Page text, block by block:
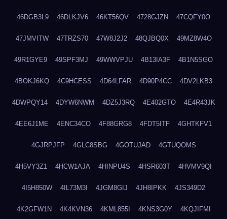
46DGB3L9 46DLKJV6 46KT56QV 4728GJZN 47CQFY0O
47JMVITW 47TRZS70 47W8J2J2 48QJBQ0X 49MZ8W4O
49R1GYE9 49SPF3MJ 49WWVPJU 4B13IA3F 4B1N5SGO
4BOKJ6KQ 4C9HCESS 4D64LFAR 4D90P4CC 4DV2LKB3
4DWPQY14 4DYW6NWM 4DZ5J3RQ 4E402GTO 4E4R43JK
4EE6J1ME 4ENC34CO 4F88GRG8 4FDT5ITF 4GHTKFV1
4GJRPJFP 4GLC8SBG 4GOTUJAD 4GTUQOMS
4H5VY3Z1 4HCW1AJA 4HINPU4S 4HSR603T 4HVMV9QI
4I5H850W 4IL73M3I 4JGM8GIJ 4JH8IPKK 4JS349D2
4K2GFW1N 4K4KVN36 4KML855I 4KNS3G0Y 4KQJIFMI